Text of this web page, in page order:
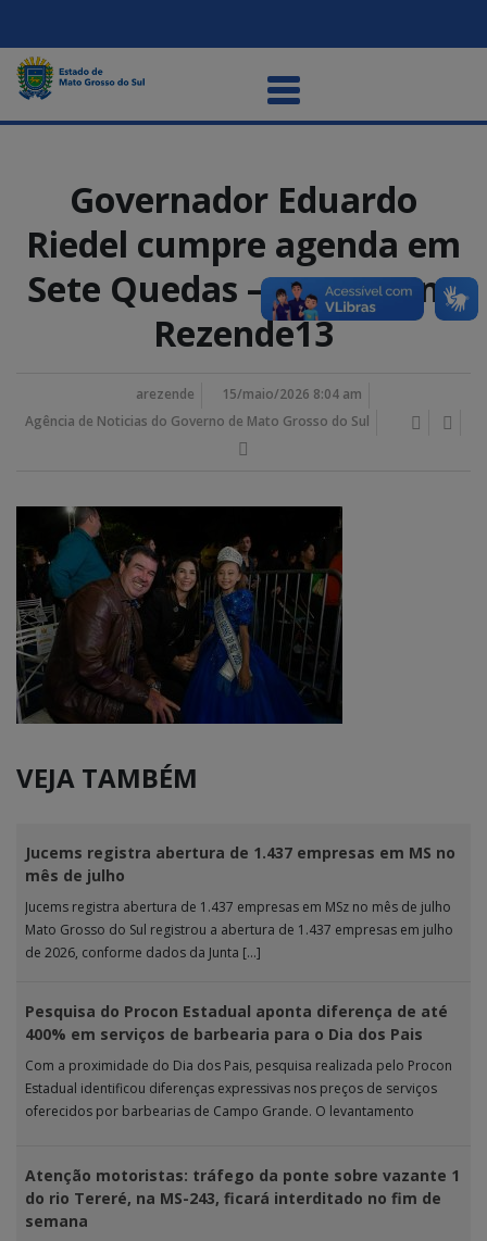
Governador Eduardo
Riedel cumpre agenda em
Sete Quedas – Foto Bruno
Rezende13
arezende
15/maio/2026 8:04 am
Agência de Noticias do Governo de Mato Grosso do Sul
VEJA TAMBÉM
Jucems registra abertura de 1.437 empresas em MS no
mês de julho
Jucems registra abertura de 1.437 empresas em MSz no mês de julho
Mato Grosso do Sul registrou a abertura de 1.437 empresas em julho
de 2026, conforme dados da Junta […]
Pesquisa do Procon Estadual aponta diferença de até
400% em serviços de barbearia para o Dia dos Pais
Com a proximidade do Dia dos Pais, pesquisa realizada pelo Procon
Estadual identificou diferenças expressivas nos preços de serviços
oferecidos por barbearias de Campo Grande. O levantamento
Atenção motoristas: tráfego da ponte sobre vazante 1
do rio Tereré, na MS-243, ficará interditado no fim de
semana